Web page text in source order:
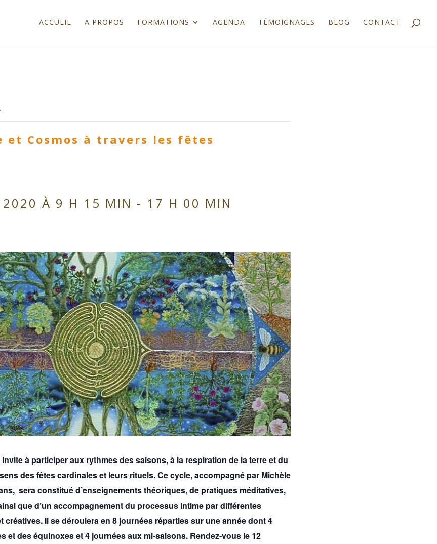
ACCUEIL A PROPOS FORMATIONS AGENDA TÉMOIGNAGES BLOG CONTACT
et Cosmos à travers les fêtes
2020 À 9 H 15 MIN - 17 H 00 MIN
à participer aux rythmes des saisons, à la respiration de la terre et du
des fêtes cardinales et leurs rituels. Ce cycle, accompagné par Michèle
sera constitué d’enseignements théoriques, de pratiques méditatives,
que d’un accompagnement du processus intime par différentes
créatives. Il se déroulera en 8 journées réparties sur une année dont 4
et des équinoxes et 4 journées aux mi-saisons.Rendez-vous le 12